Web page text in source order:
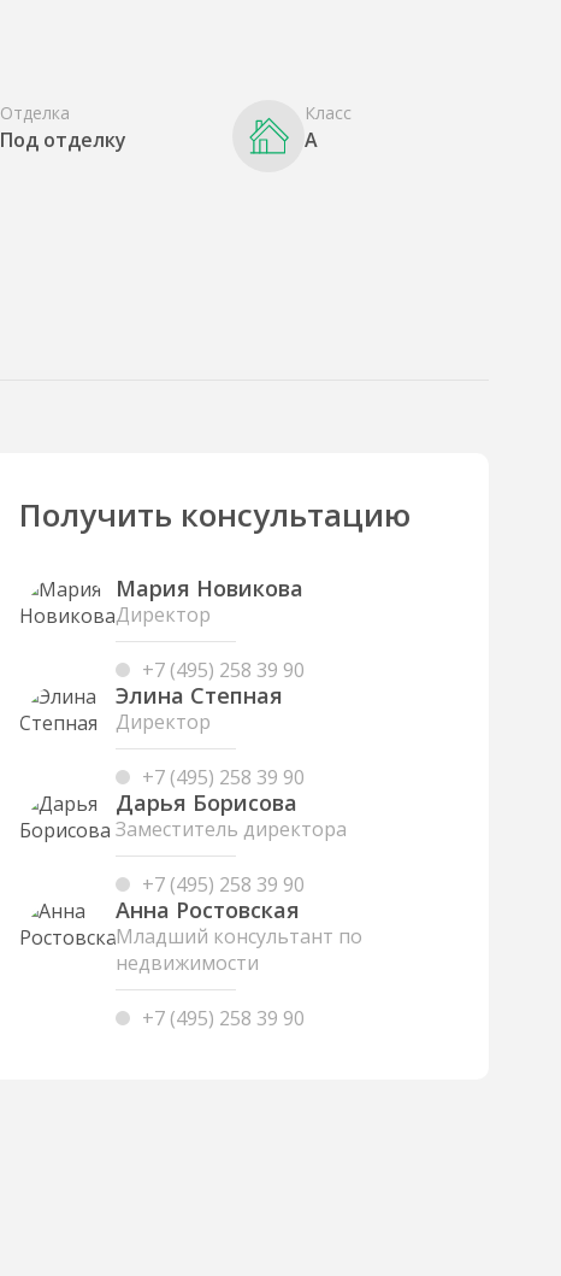
Отделка
Под отделку
Класс
A
Получить консультацию
Мария Новикова
Директор
+7 (495) 258 39 90
Элина Степная
Директор
+7 (495) 258 39 90
Дарья Борисова
Заместитель директора
+7 (495) 258 39 90
Анна Ростовская
Младший консультант по
недвижимости
+7 (495) 258 39 90